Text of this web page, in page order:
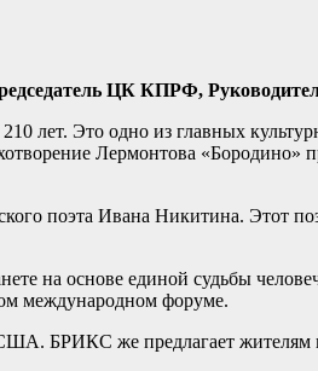
ЦК КПРФ,
лет. Это одно из главных
Лермонтова «Бородино»
поэта Ивана Никитина. Этот
на основе единой судьбы
международном форуме.
БРИКС же предлагает жителям